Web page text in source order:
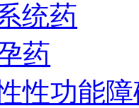
统药
药
性功能